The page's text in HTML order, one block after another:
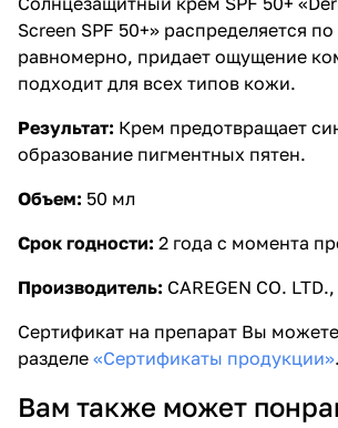
Screen SPF 50+» распределяется
равномерно, придает ощущение
подходит для всех типов кожи.
Результат: Крем предотвращает
образование пигментных пятен.
Объем: 50 мл
Срок годности: 2 года с момента
Производитель: CAREGEN CO. LTD.,
Сертификат на препарат Вы
разделе «Сертификаты продукции».
Вам также может